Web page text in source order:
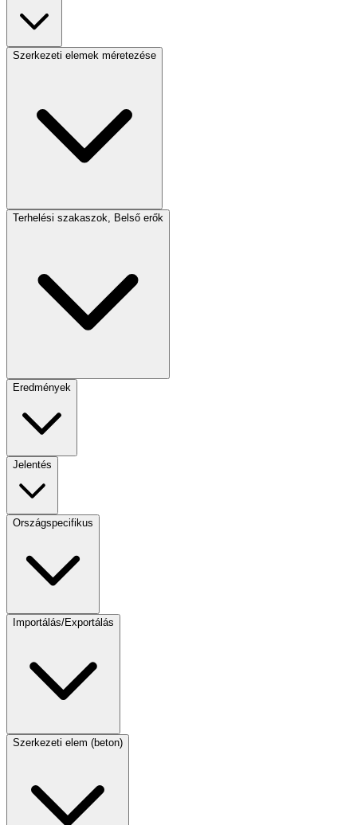
Szerkezeti elemek méretezése
Terhelési szakaszok, Belső erők
Eredmények
Jelentés
Országspecifikus
Importálás/Exportálás
Szerkezeti elem (beton)